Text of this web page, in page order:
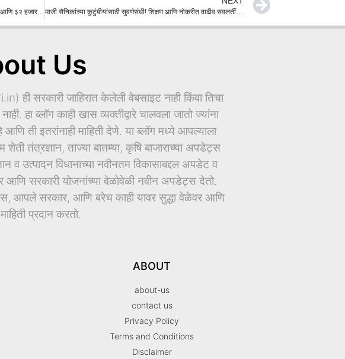
नाशिक आता विकासाचे ‘ग्रोथ इंजिन’; १३ हजार कोटींचे करार आणि ३२ हजार रोजगारांची संधी! माजी सैनिकांच्या कुटुंबीयांसाठी सुवर्णसंधी! शिक्षण आणि नोकरीत वाढीव सवलतींसाठी राज्य सरकारचा मोठा निर्णय
Us
सरकारी जाहिरात केलेली वेबसाइट नाही किंवा तिचा
हा ब्लॉग काही खास व्यक्तीद्वारे चालवला जातो ज्यांना
ती इतरांनाही माहिती देणे. या ब्लॉग मध्ये आपल्याला
शेती तंत्रज्ञान, ताज्या बातम्या, कृषि बाजाराच्या अपडेट्स
व उत्पादन विधानाच्या नवीनतम विकासाबद्दल अपडेट व
आणि सरकारी योजनांच्या वेळोवेळी नवीन अपडेट्स देतो.
आपले सरकार, आणि बरेच काही यावर सुद्धा वेळेवर आणि
प्रदान करतो.
ABOUT
about-us
contact us
Privacy Policy
Terms and Conditions
Disclaimer